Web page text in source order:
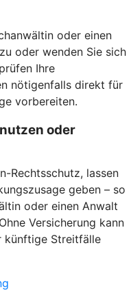
oder einen
oder wenden Sie sich
Ihre
nötigenfalls direkt für
vorbereiten.
oder
Rechtsschutz, lassen
geben – so
oder einen Anwalt
Versicherung kann
künftige Streitfälle